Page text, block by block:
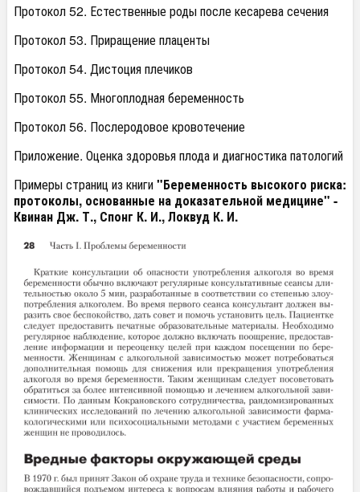
Протокол 52. Естественные роды после кесарева сечения
Протокол 53. Приращение плаценты
Протокол 54. Дистоция плечиков
Протокол 55. Многоплодная беременность
Протокол 56. Послеродовое кровотечение
Приложение. Оценка здоровья плода и диагностика патологий
Примеры страниц из книги"Беременность высокого риска:
протоколы, основанные на доказательной медицине" -
Квинан Дж. Т., Спонг К. И., Локвуд К. И.